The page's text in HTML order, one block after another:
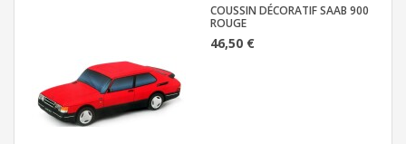
COUSSIN DÉCORATIF SAAB 900
ROUGE
46,50 €